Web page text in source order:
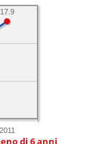
2011
17.9